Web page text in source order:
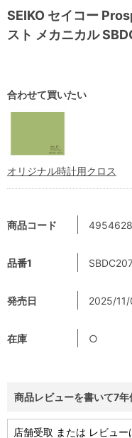
SEIKO セイコー
スト メカニカル
商品コード
品番1
発売日 2025/
在庫 ○
商品レビューを書いて7年
合わせて買いたい
オリジナル時計用クロス